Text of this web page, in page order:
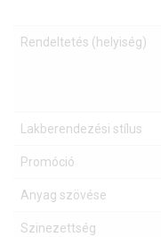
Rendeltetés (helyiség)
Lakberendezési stílus
Promóció
Anyag szövése
Szinezettség